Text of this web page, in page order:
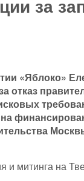
за
«Яблоко»
отказ
митинга на